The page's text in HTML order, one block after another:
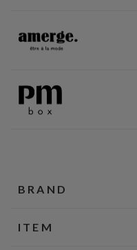
BRAND
ITEM